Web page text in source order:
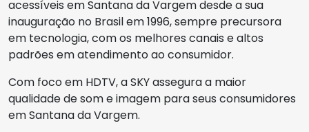
acessíveis em Santana da Vargem desde a sua
inauguração no Brasil em 1996, sempre precursora
em tecnologia, com os melhores canais e altos
padrões em atendimento ao consumidor.
Com foco em HDTV, a SKY assegura a maior
qualidade de som e imagem para seus consumidores
em Santana da Vargem.